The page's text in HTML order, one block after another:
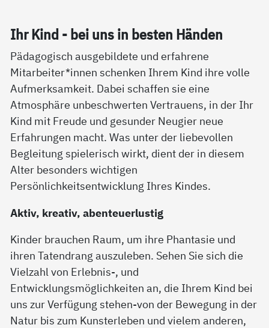
Ihr Kind - bei uns in bes­ten Hän­den
Pädagogisch ausgebildete und erfahrene
Mitarbeiter*innen schenken Ihrem Kind ihre volle
Aufmerksamkeit. Dabei schaffen sie eine
Atmosphäre unbeschwerten Vertrauens, in der Ihr
Kind mit Freude und gesunder Neugier neue
Erfahrungen macht. Was unter der liebevollen
Begleitung spielerisch wirkt, dient der in diesem
Alter besonders wichtigen
Persönlichkeitsentwicklung Ihres Kindes.
Aktiv, kreativ, abenteuerlustig
Kinder brauchen Raum, um ihre Phantasie und
ihren Tatendrang auszuleben. Sehen Sie sich die
Vielzahl von Erlebnis-, und
Entwicklungsmöglichkeiten an, die Ihrem Kind bei
uns zur Verfügung stehen-von der Bewegung in der
Natur bis zum Kunsterleben und vielem anderen,